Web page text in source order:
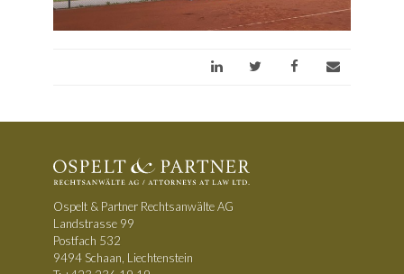
Ospelt & Partner Rechtsanwälte AG
Landstrasse 99
Postfach 532
9494 Schaan, Liechtenstein